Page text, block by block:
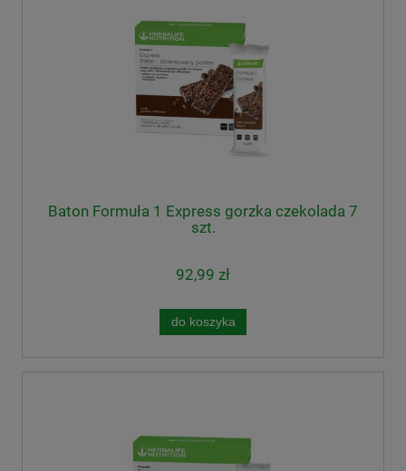
Baton Formuła 1 Express gorzka czekolada 7
szt.
92,99 zł
do koszyka